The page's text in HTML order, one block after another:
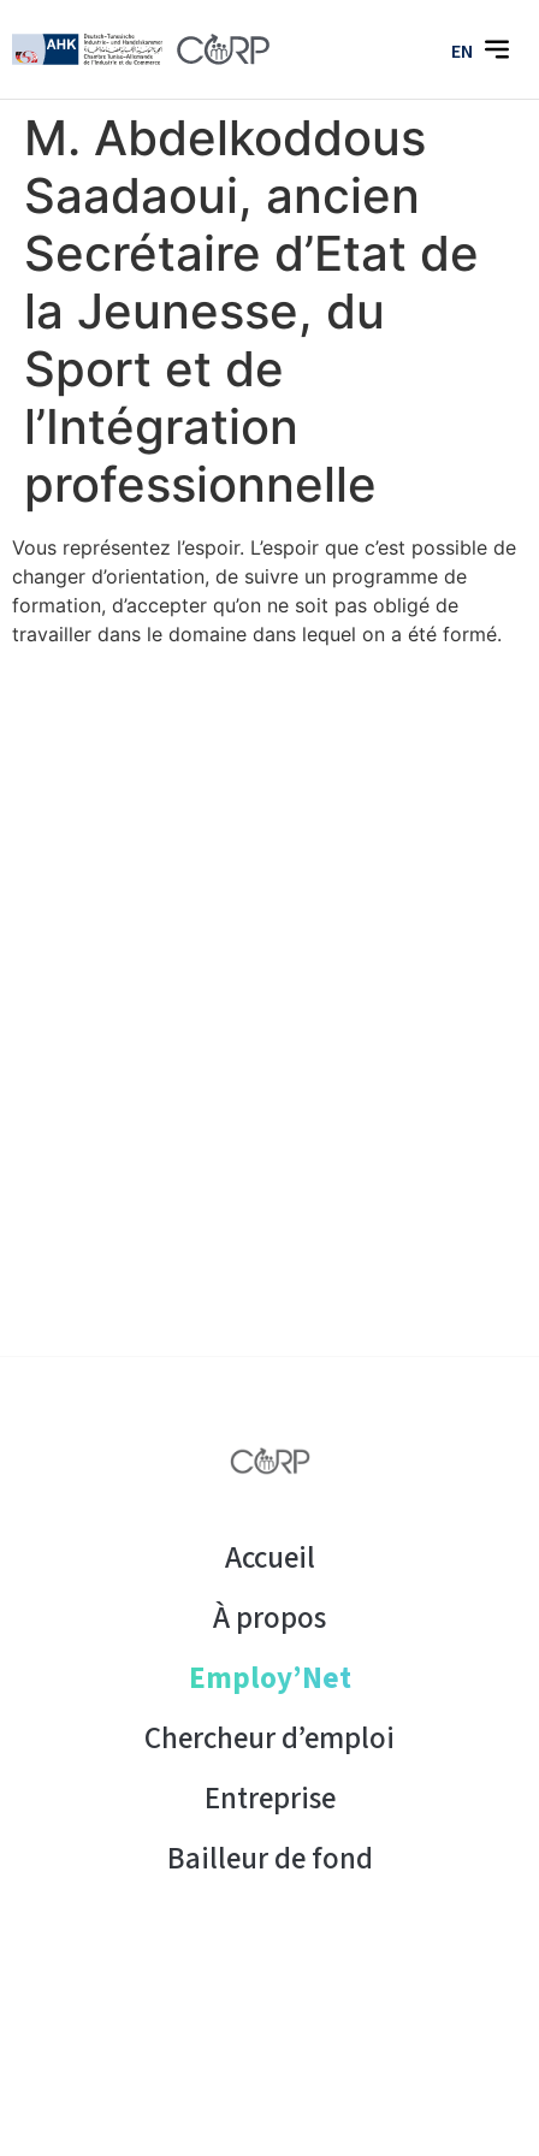
EN
M. Abdelkoddous
Saadaoui, ancien
Secrétaire d’Etat de
la Jeunesse, du
Sport et de
l’Intégration
professionnelle
Vous représentez l’espoir. L’espoir que c’est possible de
changer d’orientation, de suivre un programme de
formation, d’accepter qu’on ne soit pas obligé de
travailler dans le domaine dans lequel on a été formé.
Accueil
À propos
Employ’Net
Chercheur d’emploi
Entreprise
Bailleur de fond